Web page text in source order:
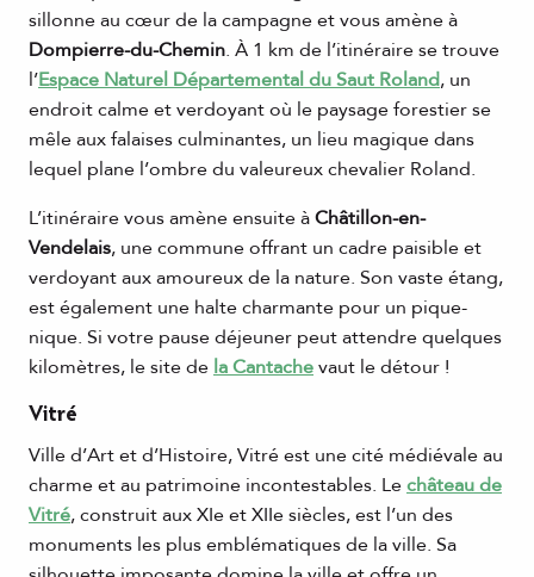
sillonne au cœur de la campagne et vous amène à
Dompierre-du-Chemin. À 1 km de l’itinéraire se trouve
l’Espace Naturel Départemental du Saut Roland, un
endroit calme et verdoyant où le paysage forestier se
mêle aux falaises culminantes, un lieu magique dans
lequel plane l’ombre du valeureux chevalier Roland.
L’itinéraire vous amène ensuite àChâtillon-en-
Vendelais, une commune offrant un cadre paisible et
verdoyant aux amoureux de la nature. Son vaste étang,
est également une halte charmante pour un pique-
nique. Si votre pause déjeuner peut attendre quelques
kilomètres, le site de la Cantachevaut le détour !
Vitré
Ville d’Art et d’Histoire, Vitré est une cité médiévale au
charme et au patrimoine incontestables. Lechâteau de
Vitré, construit aux XIe et XIIe siècles, est l’un des
monuments les plus emblématiques de la ville. Sa